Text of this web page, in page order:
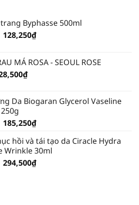
Byphasse 500ml
Giá
135,000₫.
128,250₫Giá
là:
MÁ ROSA - SEOUL ROSE
₫Giá
là:
Da Biogaran Glycerol Vaseline
Giá
là:
195,000₫.
185,250₫Giá
tại
là:
185,250₫.
hồi và tái tạo da Ciracle Hydra
Wrinkle 30ml
Giá
294,500₫Giá